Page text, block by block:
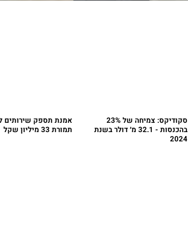
סקודיקס: צמיחה של 23%
בהכנסות - 32.1 מ׳ דולר בשנת
2024
תמורת 33 מיליון שקל